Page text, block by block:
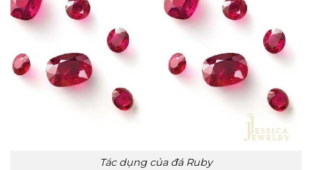
Tác dụng của đá Ruby